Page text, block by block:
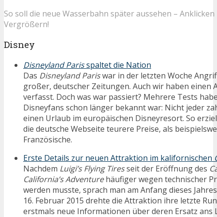
So soll die neue Wasserbahn später aussehen – Anklicken
Vergrößern!
Disney
Disneyland Parisspaltet die Nation
Das Disneyland Pariswar in der letzten Woche
großer, deutscher Zeitungen. Auch wir haben einen
verfasst. Doch was war passiert? Mehrere Tests
Disneyfans schon länger bekannt war: Nicht jeder
einen Urlaub im europäischen Disneyresort. So
die deutsche Webseite teurere Preise, als
Französische.
Erste Details zur neuen Attraktion im kalifornischen
Nachdem Luigi’s Flying Tiresseit der Eröffnung des
California’s Adventurehäufiger wegen technischer
werden musste, sprach man am Anfang dieses
16. Februar 2015 drehte die Attraktion ihre letzte
erstmals neue Informationen über deren Ersatz ans